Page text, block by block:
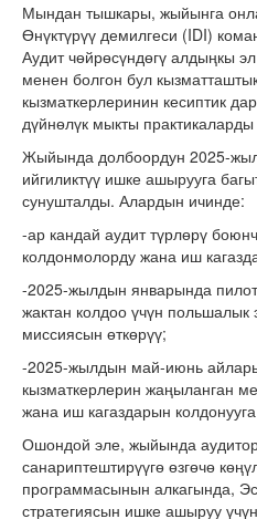
Мындан тышкары, жыйынга
Өнүктүрүү демилгеси (IDI)
Аудит чөйрөсүндөгү алдыңкы
менен болгон бул
кызматкерлеринин кесиптик
дүйнөлүк мыкты
Жыйында долбоордун 2025-
ийгиликтүү ишке ашырууга
сунушталды. Алардын ичинде:
-ар кандай аудит түрлөрү
колдонмолорду жана иш
-2025-жылдын январында
жактан колдоо үчүн польшалык
миссиясын өткөрүү;
-2025-жылдын май-июнь
кызматкерлерин жаңыланган
жана иш кагаздарын
Ошондой эле, жыйында
санариптештирүүгө өзгөчө
программасынын алкагында,
стратегиясын ишке ашыруу